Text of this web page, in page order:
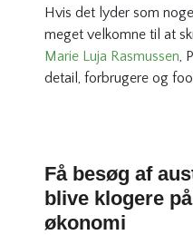
Hvis det lyder som
meget velkomne til at
Marie Luja Rasmussen,
detail, forbrugere og
Få besøg af
blive klogere
økonomi